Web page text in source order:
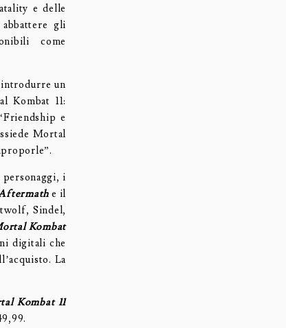
e delle
gli
come
introdurre un
Kombat 11:
e
Mortal
i
e il
Sindel,
Kombat
digitali che
La
Kombat 11